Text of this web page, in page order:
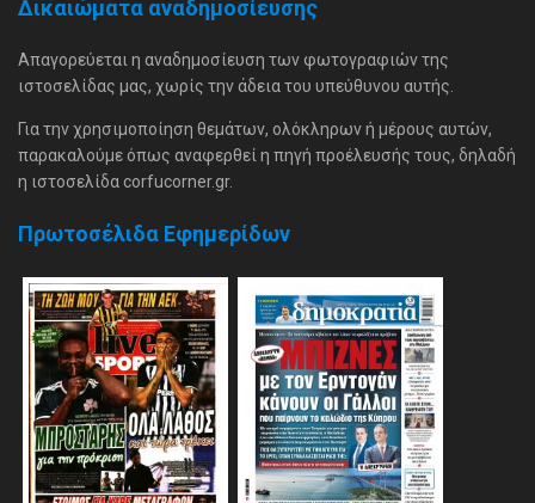
Δικαιώματα αναδημοσίευσης
Απαγορεύεται η αναδημοσίευση των φωτογραφιών της
ιστοσελίδας μας, χωρίς την άδεια του υπεύθυνου αυτής.
Για την χρησιμοποίηση θεμάτων, ολόκληρων ή μέρους αυτών,
παρακαλούμε όπως αναφερθεί η πηγή προέλευσής τους, δηλαδή
η ιστοσελίδα corfucorner.gr.
Πρωτοσέλιδα Εφημερίδων